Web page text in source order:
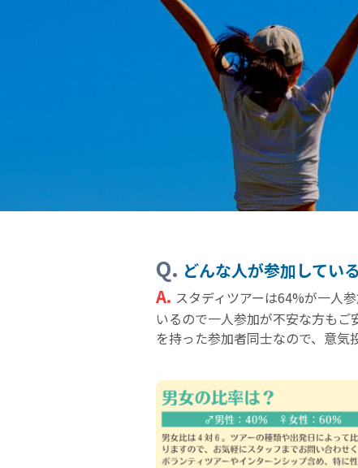
Q. どんな人が参加してい
A. スタディツアーは64%が一人
いるので一人参加が不安な方も
を持った参加者同士なので、意気